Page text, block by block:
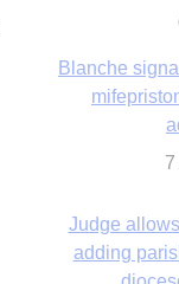
Judge
Washington